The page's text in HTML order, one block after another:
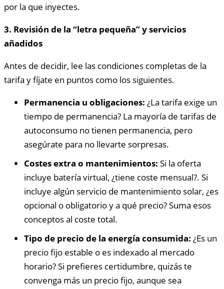
por la que inyectes.
3. Revisión de la “letra pequeña” y servicios
añadidos
Antes de decidir, lee las condiciones completas de la
tarifa y fíjate en puntos como los siguientes.
Permanencia u obligaciones: ¿La tarifa exige un
tiempo de permanencia? La mayoría de tarifas de
autoconsumo no tienen permanencia, pero
asegúrate para no llevarte sorpresas.
Costes extra o mantenimientos: Si la oferta
incluye batería virtual, ¿tiene coste mensual?. Si
incluye algún servicio de mantenimiento solar, ¿es
opcional o obligatorio y a qué precio? Suma esos
conceptos al coste total.
Tipo de precio de la energía consumida: ¿Es un
precio fijo estable o es indexado al mercado
horario? Si prefieres certidumbre, quizás te
convenga más un precio fijo, aunque sea